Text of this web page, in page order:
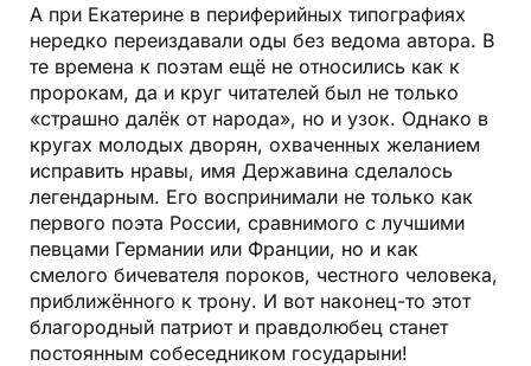
А при Екатерине в периферийных типографиях
нередко переиздавали оды без ведома автора. В
те времена к поэтам ещё не относились как к
пророкам, да и круг читателей был не только
«страшно далёк от народа», но и узок. Однако в
кругах молодых дворян, охваченных желанием
исправить нравы, имя Державина сделалось
легендарным. Его воспринимали не только как
первого поэта России, сравнимого с лучшими
певцами Германии или Франции, но и как
смелого бичевателя пороков, честного человека,
приближённого к трону. И вот наконец-то этот
благородный патриот и правдолюбец станет
постоянным собеседником государыни!